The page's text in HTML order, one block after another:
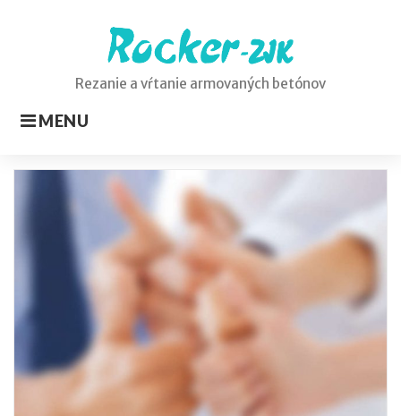
Rezanie a vŕtanie armovaných betónov
MENU
Značka:
Finances